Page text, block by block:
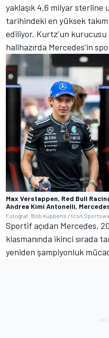
yaklaşık 4,6 milyar sterline
tarihindeki en yüksek
ediliyor. Kurtz’un
halihazırda Mercedes’in
Max Verstappen, Red Bull
Andrea Kimi Antonelli,
Fotoğraf: Bob Kupbens / Icon
Sportif açıdan Mercedes,
klasmanında ikinci sırada
yeniden şampiyonluk